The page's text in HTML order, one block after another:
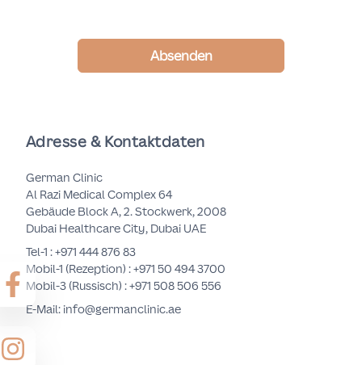
Absenden
Adresse & Kontaktdaten
German Clinic
Al Razi Medical Complex 64
Gebäude Block A, 2. Stockwerk, 2008
Dubai Healthcare City, Dubai UAE
Tel-1 :+971 444 876 83
Mobil-1 (Rezeption) :+971 50 494 3700
Mobil-3 (Russisch) :+971 508 506 556
E-Mail: info@germanclinic.ae